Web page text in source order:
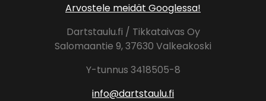
Arvostele meidät Googlessa!
Dartstaulu.fi / Tikkataivas Oy
Salomaantie 9, 37630 Valkeakoski
Y-tunnus 3418505-8
info@dartstaulu.fi